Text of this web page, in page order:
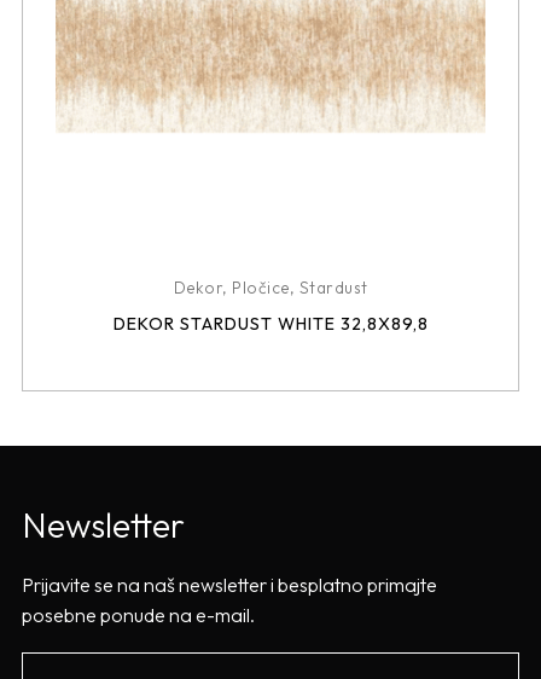
Dekor, Pločice, Stardust
DEKOR STARDUST WHITE 32,8X89,8
Newsletter
Prijavite se na naš newsletter i besplatno primajte
posebne ponude na e-mail.